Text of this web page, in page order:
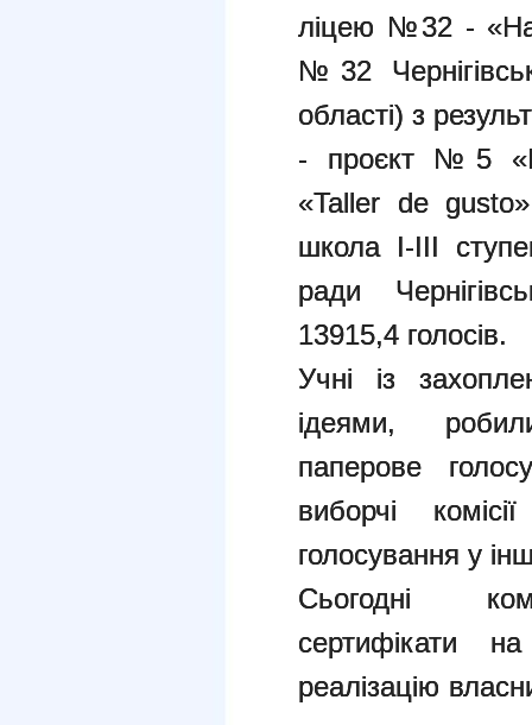
ліцею №32 -
№32
області) з
- проєкт №5
«Taller de gusto»
школа І-ІІІ
ради
13915,4 голосів.
Учні із
ідеями,
паперове
виборчі
голосування у
Сьогодні
сертифікати
реалізацію